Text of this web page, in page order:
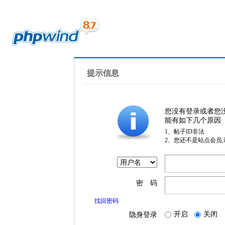
提示信息
您没有登录或者您
能有如下几个原因
1、帖子ID非法
2、您还不是站点会员
密 码
找回密码
隐身登录 开启 关闭